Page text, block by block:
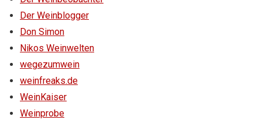
Der Weinblogger
Don Simon
Nikos Weinwelten
wegezumwein
weinfreaks.de
WeinKaiser
Weinprobe